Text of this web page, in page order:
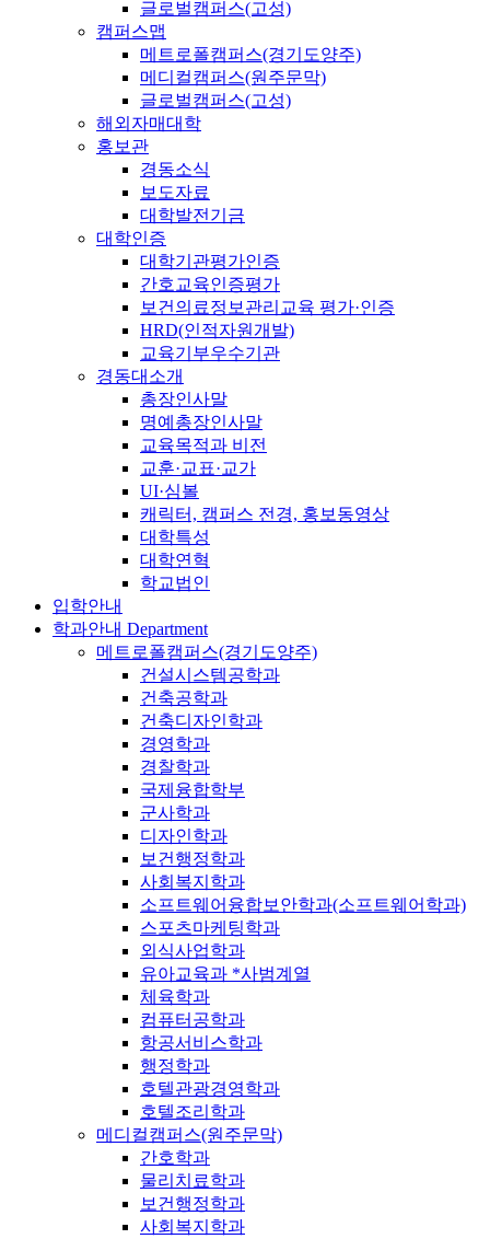
글로벌캠퍼스(고성)
캠퍼스맵
메트로폴캠퍼스(경기도양주)
메디컬캠퍼스(원주문막)
글로벌캠퍼스(고성)
해외자매대학
홍보관
경동소식
보도자료
대학발전기금
대학인증
대학기관평가인증
간호교육인증평가
보건의료정보관리교육 평가·인증
HRD(인적자원개발)
교육기부우수기관
경동대소개
총장인사말
명예총장인사말
교육목적과 비전
교훈·교표·교가
UI·심볼
캐릭터, 캠퍼스 전경, 홍보동영상
대학특성
대학연혁
학교법인
입학안내
학과안내 Department
메트로폴캠퍼스(경기도양주)
건설시스템공학과
건축공학과
건축디자인학과
경영학과
경찰학과
국제융합학부
군사학과
디자인학과
보건행정학과
사회복지학과
소프트웨어융합보안학과(소프트웨어학과)
스포츠마케팅학과
외식사업학과
유아교육과 *사범계열
체육학과
컴퓨터공학과
항공서비스학과
행정학과
호텔관광경영학과
호텔조리학과
메디컬캠퍼스(원주문막)
간호학과
물리치료학과
보건행정학과
사회복지학과